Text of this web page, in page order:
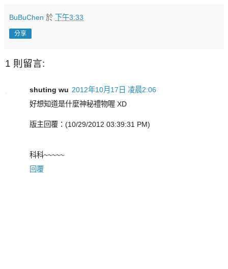
BuBuChen 於 下午3:33
分享
1 則留言:
shuting wu 2012年10月17日 凌晨2:06
好想知道是什麼神秘禮物喔 XD
版主回覆：(10/29/2012 03:39:31 PM)
科科~~~~~
回覆